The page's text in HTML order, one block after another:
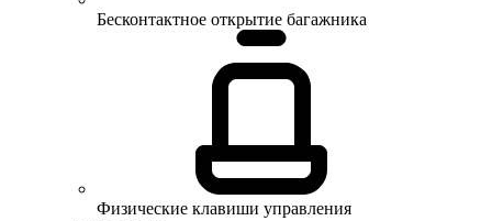
Бесконтактное открытие багажника
Физические клавиши управления